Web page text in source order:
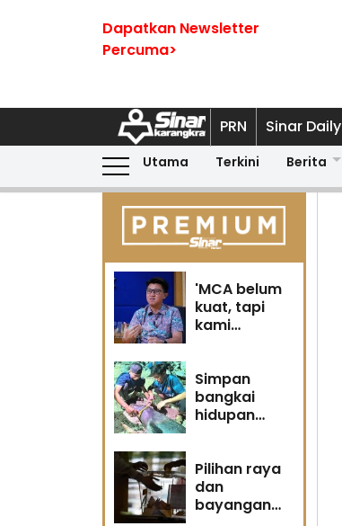
Dapatkan Newsletter
Percuma>
PRN Sinar Daily
Utama Terkini Berita
'MCA belum
kuat, tapi
kami
Simpan
bangkai
hidupan
Pilihan raya
dan
bayangan